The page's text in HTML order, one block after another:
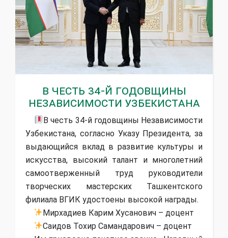
В честь 34-й годовщины
Независимости Узбекистана
В честь 34-й годовщины Независимости
Узбекистана, согласно Указу Президента, за
выдающийся вклад в развитие культуры и
искусства, высокий талант и многолетний
самоотверженный труд руководители
творческих мастерских Ташкентского
филиала ВГИК удостоены высокой награды.
Мирхадиев Карим Хусанович – доцент
Саидов Тохир Самандарович – доцент